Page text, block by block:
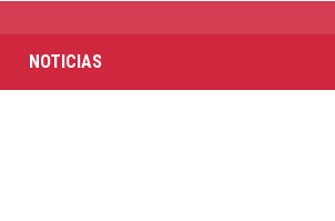
NOTICIAS